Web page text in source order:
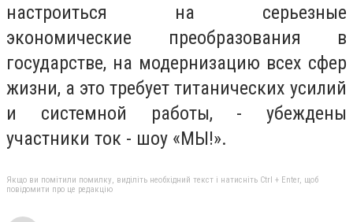
настроиться на серьезные
экономические преобразования в
государстве, на модернизацию всех сфер
жизни, а это требует титанических усилий
и системной работы, - убеждены
участники ток - шоу «МЫ!».
Якщо ви помітили помилку, виділіть необхідний текст і натисніть Ctrl + Enter, щоб
повідомити про це редакцію